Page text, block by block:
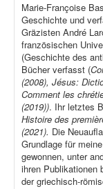
Marie-Françoise
Geschichte und
Gräzisten André
französischen
(Geschichte des
Bücher verfasst (
(2008), Jésus:
Comment les
(2019)). Ihr letztes
Histoire des
(2021). Die
Grundlage für
gewonnen, unter
ihren Publikationen
der griechisch-